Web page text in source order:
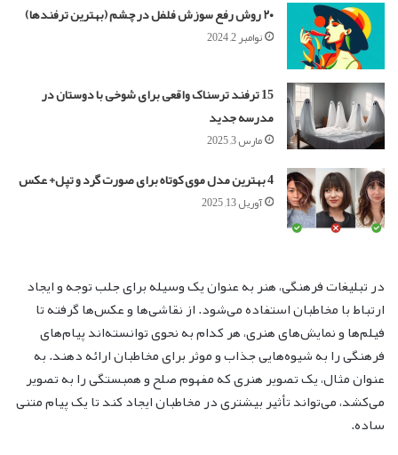
۲۰ روش رفع سوزش فلفل در چشم (بهترین ترفندها)
نوامبر 2, 2024
15 ترفند ترسناک واقعی برای شوخی با دوستان در
مدرسه جدید
مارس 3, 2025
4 بهترین مدل موی کوتاه برای صورت گرد و تپل+ عکس
آوریل 13, 2025
در تبلیغات فرهنگی، هنر به عنوان یک وسیله برای جلب توجه و ایجاد
ارتباط با مخاطبان استفاده می‌شود. از نقاشی‌ها و عکس‌ها گرفته تا
فیلم‌ها و نمایش‌های هنری، هر کدام به نحوی توانسته‌اند پیام‌های
فرهنگی را به شیوه‌هایی جذاب و موثر برای مخاطبان ارائه دهند. به
عنوان مثال، یک تصویر هنری که مفهوم صلح و همبستگی را به تصویر
می‌کشد، می‌تواند تأثیر بیشتری در مخاطبان ایجاد کند تا یک پیام متنی
ساده.